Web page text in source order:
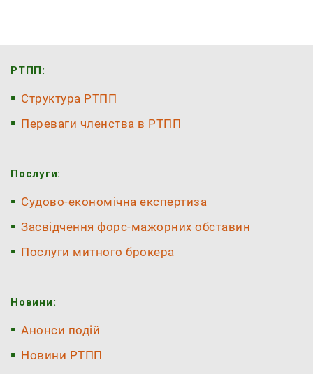
РТПП:
Структура РТПП
Переваги членства в РТПП
Послуги:
Судово-економічна експертиза
Засвідчення форс-мажорних обставин
Послуги митного брокера
Новини:
Анонси подій
Новини РТПП